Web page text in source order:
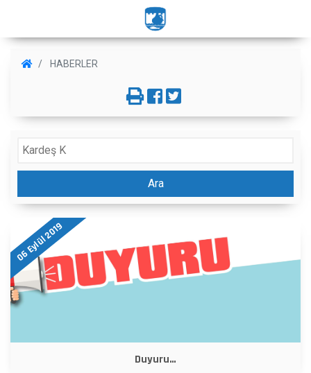
HABERLER
Ara
06 Eylül 2019
Duyuru…